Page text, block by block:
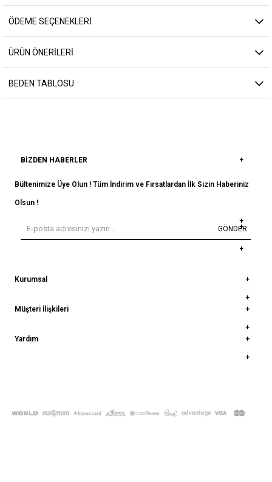
ÖDEME SEÇENEKLERI
ÜRÜN ÖNERILERI
BEDEN TABLOSU
BIZDEN HABERLER
Bültenimize Üye Olun ! Tüm İndirim ve Fırsatlardan İlk Sizin Haberiniz
Olsun !
GÖNDER
Kurumsal
Müşteri İlişkileri
Yardım